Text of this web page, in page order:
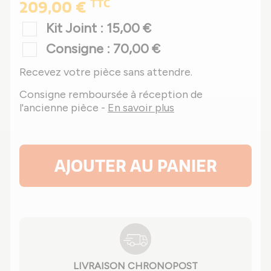
209,00 € TTC
Kit Joint : 15,00 €
Consigne : 70,00 €
Recevez votre pièce sans attendre.
Consigne remboursée à réception de
l'ancienne pièce - En savoir plus
AJOUTER AU PANIER
LIVRAISON CHRONOPOST